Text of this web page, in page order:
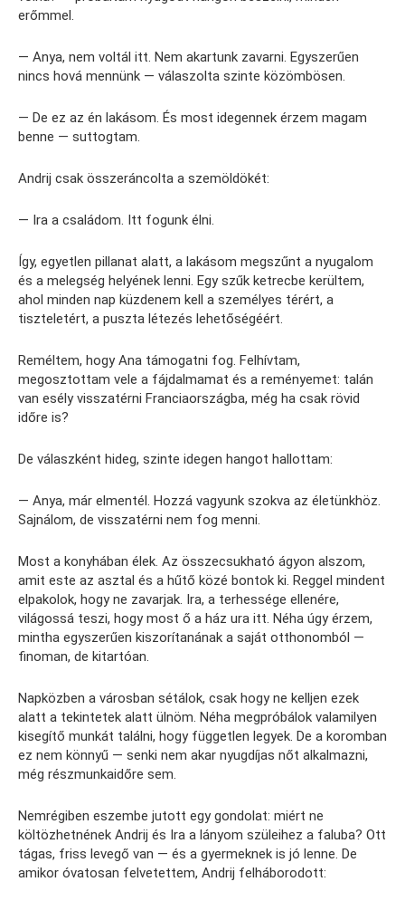
erőmmel.
— Anya, nem voltál itt. Nem akartunk zavarni. Egyszerűen
nincs hová mennünk — válaszolta szinte közömbösen.
— De ez az én lakásom. És most idegennek érzem magam
benne — suttogtam.
Andrij csak összeráncolta a szemöldökét:
— Ira a családom. Itt fogunk élni.
Így, egyetlen pillanat alatt, a lakásom megszűnt a nyugalom
és a melegség helyének lenni. Egy szűk ketrecbe kerültem,
ahol minden nap küzdenem kell a személyes térért, a
tiszteletért, a puszta létezés lehetőségéért.
Reméltem, hogy Ana támogatni fog. Felhívtam,
megosztottam vele a fájdalmamat és a reményemet: talán
van esély visszatérni Franciaországba, még ha csak rövid
időre is?
De válaszként hideg, szinte idegen hangot hallottam:
— Anya, már elmentél. Hozzá vagyunk szokva az életünkhöz.
Sajnálom, de visszatérni nem fog menni.
Most a konyhában élek. Az összecsukható ágyon alszom,
amit este az asztal és a hűtő közé bontok ki. Reggel mindent
elpakolok, hogy ne zavarjak. Ira, a terhessége ellenére,
világossá teszi, hogy most ő a ház ura itt. Néha úgy érzem,
mintha egyszerűen kiszorítanának a saját otthonomból —
finoman, de kitartóan.
Napközben a városban sétálok, csak hogy ne kelljen ezek
alatt a tekintetek alatt ülnöm. Néha megpróbálok valamilyen
kisegítő munkát találni, hogy független legyek. De a koromban
ez nem könnyű — senki nem akar nyugdíjas nőt alkalmazni,
még részmunkaidőre sem.
Nemrégiben eszembe jutott egy gondolat: miért ne
költözhetnének Andrij és Ira a lányom szüleihez a faluba? Ott
tágas, friss levegő van — és a gyermeknek is jó lenne. De
amikor óvatosan felvetettem, Andrij felháborodott: